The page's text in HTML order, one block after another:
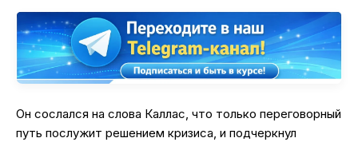
Он сослался на слова Каллас, что только переговорный
путь послужит решением кризиса, и подчеркнул